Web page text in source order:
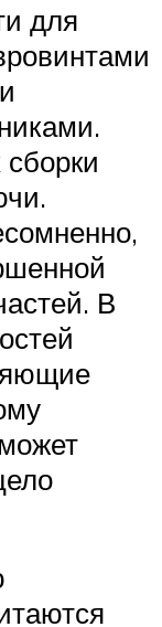
для
В